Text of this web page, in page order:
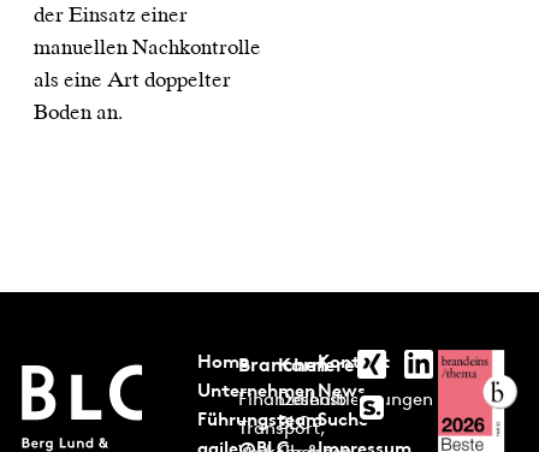
der Einsatz einer
manuellen Nachkontrolle
als eine Art doppelter
Boden an.
Home
Unternehmen
Führungsteam
Branchen
Finanzdienstleistungen
Transport,
Karriere
Deshalb
BLC
Kontakt
News
Suche